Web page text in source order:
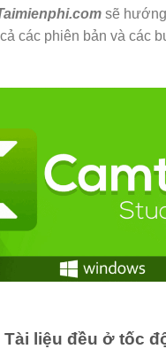
sẽ
các phiên bản và các
liệu đều ở tốc